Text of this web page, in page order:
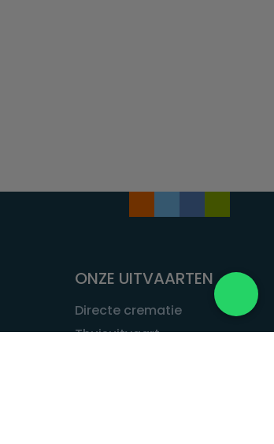
ONZE UITVAARTEN
Directe crematie
Thuisuitvaart